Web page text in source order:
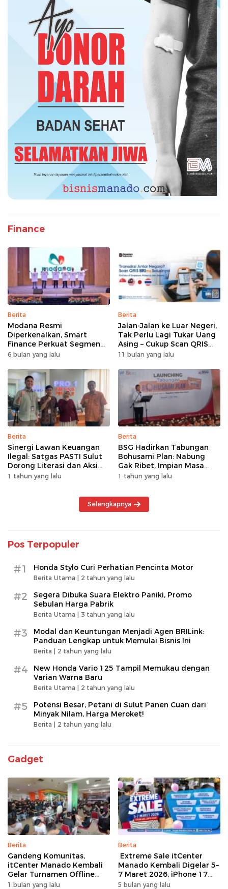
Finance
Berita
Modana Resmi
Diperkenalkan, Smart
Finance Perkuat Segmen
Pembiayaan Multiguna
6 bulan yang lalu
Berita
Jalan-Jalan ke Luar Negeri,
Tak Perlu Lagi Tukar Uang
Asing – Cukup Scan QRIS
Pakai BRImo
11 bulan yang lalu
Berita
Sinergi Lawan Keuangan
Ilegal: Satgas PASTI Sulut
Dorong Literasi dan Aksi
Kolektif Masyarakat
1 tahun yang lalu
Berita
BSG Hadirkan Tabungan
Bohusami Plan: Nabung
Gak Ribet, Impian Masa
Depan Makin Dekat!
1 tahun yang lalu
Selengkapnya
Pos Terpopuler
#1 Honda Stylo Curi Perhatian Pencinta Motor
Berita Utama | 2 tahun yang lalu
#2
Segera Dibuka Suara Elektro Paniki, Promo
Sebulan Harga Pabrik
Berita Utama | 3 tahun yang lalu
#3
Modal dan Keuntungan Menjadi Agen BRILink:
Panduan Lengkap untuk Memulai Bisnis Ini
Berita | 2 tahun yang lalu
#4
New Honda Vario 125 Tampil Memukau dengan
Varian Warna Baru
Berita Utama | 2 tahun yang lalu
#5
Potensi Besar, Petani di Sulut Panen Cuan dari
Minyak Nilam, Harga Meroket!
Berita | 2 tahun yang lalu
Gadget
Berita
Gandeng Komunitas,
itCenter Manado Kembali
Gelar Turnamen Offline
Free Fire, 60 Tim Siap
1 bulan yang lalu
Berita
Extreme Sale itCenter
Manado Kembali Digelar 5–
7 Maret 2026, iPhone 17
Pro Max Diskon hingga
5 bulan yang lalu